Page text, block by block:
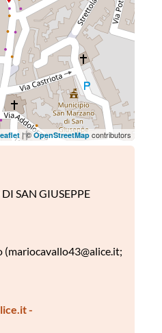
| ©OpenStreetMap contributors
SAN GIUSEPPE
-